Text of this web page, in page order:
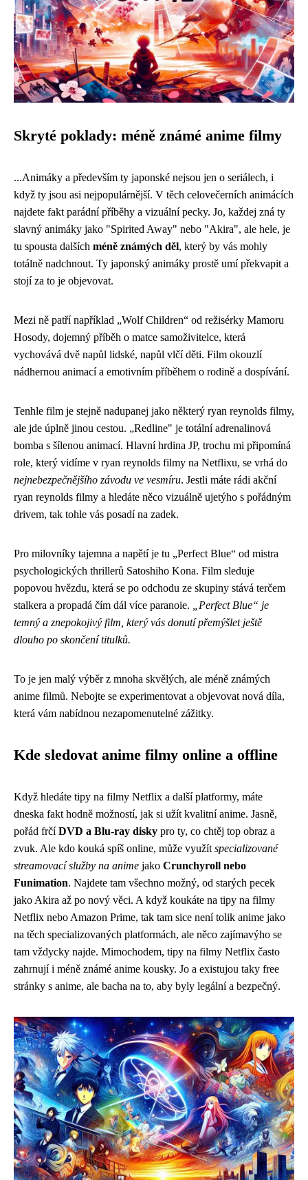
Skryté poklady: méně známé anime filmy
...Animáky a především ty japonské nejsou jen o seriálech, i
když ty jsou asi nejpopulárnější. V těch celovečerních animácích
najdete fakt parádní příběhy a vizuální pecky. Jo, každej zná ty
slavný animáky jako "Spirited Away" nebo "Akira", ale hele, je
tu spousta dalších méně známých děl, který by vás mohly
totálně nadchnout. Ty japonský animáky prostě umí překvapit a
stojí za to je objevovat.
Mezi ně patří například „Wolf Children“ od režisérky Mamoru
Hosody, dojemný příběh o matce samoživitelce, která
vychovává dvě napůl lidské, napůl vlčí děti. Film okouzlí
nádhernou animací a emotivním příběhem o rodině a dospívání.
Tenhle film je stejně nadupanej jako některý ryan reynolds filmy,
ale jde úplně jinou cestou. „Redline" je totální adrenalinová
bomba s šílenou animací. Hlavní hrdina JP, trochu mi připomíná
role, který vidíme v ryan reynolds filmy na Netflixu, se vrhá do
nejnebezpečnějšího závodu ve vesmíru. Jestli máte rádi akční
ryan reynolds filmy a hledáte něco vizuálně ujetýho s pořádným
drivem, tak tohle vás posadí na zadek.
Pro milovníky tajemna a napětí je tu „Perfect Blue“ od mistra
psychologických thrillerů Satoshiho Kona. Film sleduje
popovou hvězdu, která se po odchodu ze skupiny stává terčem
stalkera a propadá čím dál více paranoie.
„Perfect Blue“ je
temný a znepokojivý film, který vás donutí přemýšlet ještě
dlouho po skončení titulků.
To je jen malý výběr z mnoha skvělých, ale méně známých
anime filmů. Nebojte se experimentovat a objevovat nová díla,
která vám nabídnou nezapomenutelné zážitky.
Kde sledovat anime filmy online a offline
Když hledáte tipy na filmy Netflix a další platformy, máte
dneska fakt hodně možností, jak si užít kvalitní anime. Jasně,
pořád frčíDVD a Blu-ray disky pro ty, co chtěj top obraz a
zvuk. Ale kdo kouká spíš online, může využít specializované
streamovací služby na anime jako Crunchyroll nebo
Funimation. Najdete tam všechno možný, od starých pecek
jako Akira až po nový věci. A když koukáte na tipy na filmy
Netflix nebo Amazon Prime, tak tam sice není tolik anime jako
na těch specializovaných platformách, ale něco zajímavýho se
tam vždycky najde. Mimochodem, tipy na filmy Netflix často
zahrnují i méně známé anime kousky. Jo a existujou taky free
stránky s anime, ale bacha na to, aby byly legální a bezpečný.